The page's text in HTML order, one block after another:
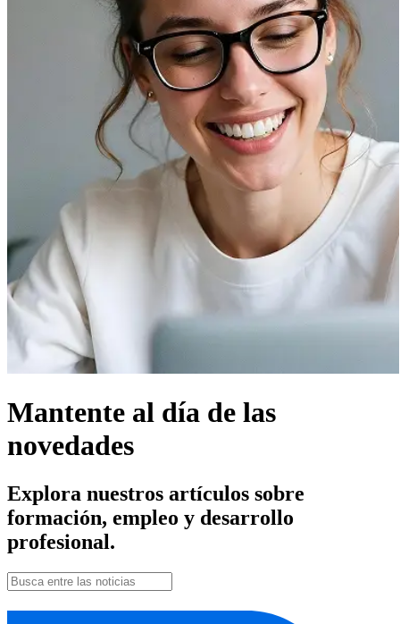
Mantente al día de las
novedades
Explora nuestros artículos sobre
formación, empleo y desarrollo
profesional.